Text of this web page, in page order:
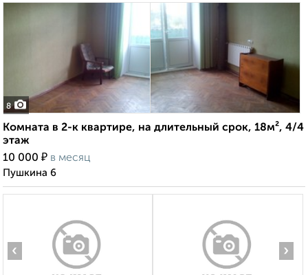
8
Комната в 2-к квартире, на длительный срок, 18м², 4/4
этаж
10 000 ₽ в месяц
Пушкина 6
‹ ›